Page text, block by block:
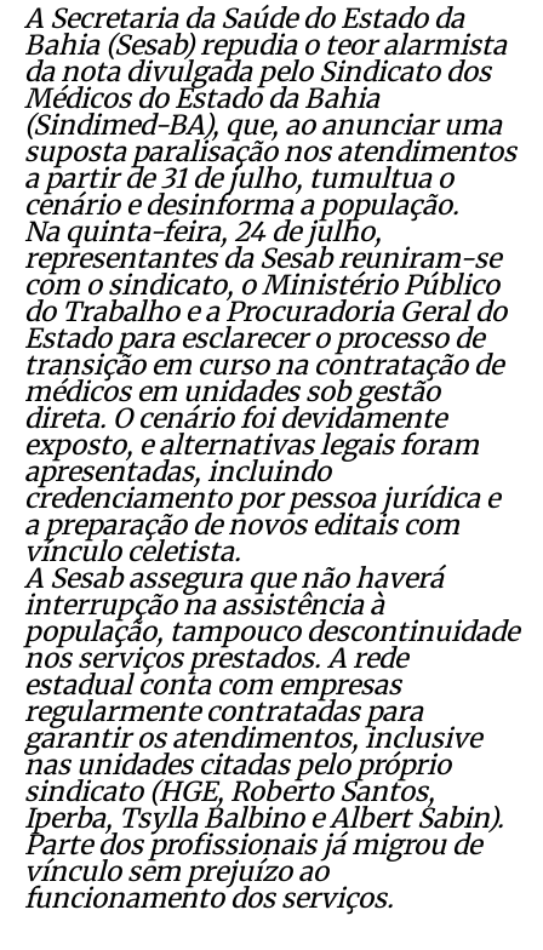
A Secretaria da Saúde do Estado da
Bahia (Sesab) repudia o teor alarmista
da nota divulgada pelo Sindicato dos
Médicos do Estado da Bahia
(Sindimed-BA), que, ao anunciar uma
suposta paralisação nos atendimentos
a partir de 31 de julho, tumultua o
cenário e desinforma a população.
Na quinta-feira, 24 de julho,
representantes da Sesab reuniram-se
com o sindicato, o Ministério Público
do Trabalho e a Procuradoria Geral do
Estado para esclarecer o processo de
transição em curso na contratação de
médicos em unidades sob gestão
direta. O cenário foi devidamente
exposto, e alternativas legais foram
apresentadas, incluindo
credenciamento por pessoa jurídica e
a preparação de novos editais com
vínculo celetista.
A Sesab assegura que não haverá
interrupção na assistência à
população, tampouco descontinuidade
nos serviços prestados. A rede
estadual conta com empresas
regularmente contratadas para
garantir os atendimentos, inclusive
nas unidades citadas pelo próprio
sindicato (HGE, Roberto Santos,
Iperba, Tsylla Balbino e Albert Sabin).
Parte dos profissionais já migrou de
vínculo sem prejuízo ao
funcionamento dos serviços.